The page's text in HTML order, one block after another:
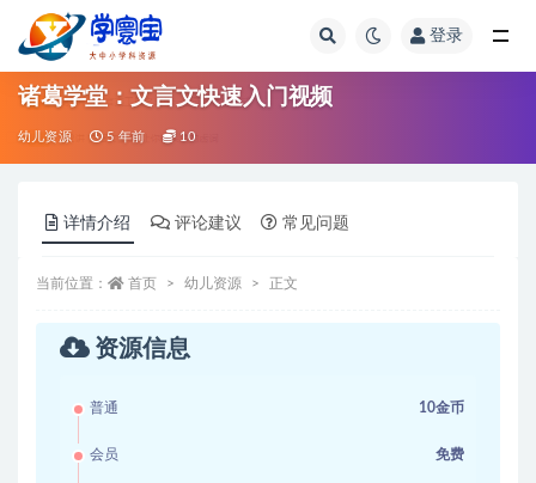
登录
诸葛学堂：文言文快速入门视频
幼儿资源 5 年前 10
详情介绍 评论建议 常见问题
当前位置： 首页 幼儿资源 正文
资源信息
普通 10金币
会员 免费
全部